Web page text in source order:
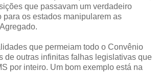
que passavam um verdadeiro
para os estados manipularem as
que permeiam todo o Convênio
de outras infinitas falhas legislativas que
por inteiro. Um bom exemplo está na